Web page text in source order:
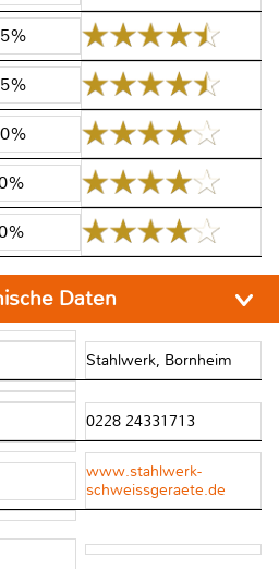
Daten
Stahlwerk, Bornheim
0228 24331713
www.stahlwerk-
schweissgeraete.de